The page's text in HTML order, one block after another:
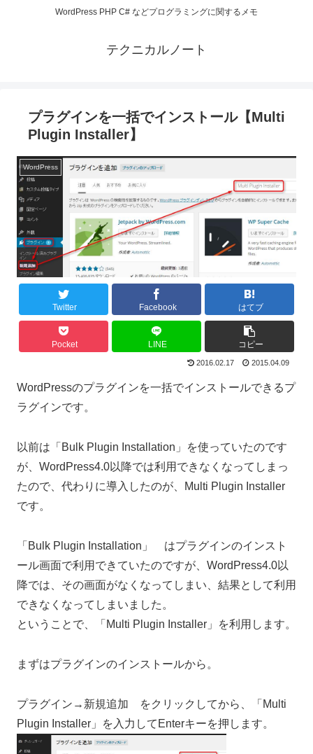
WordPress PHP C# などプログラミングに関するメモ
テクニカルノート
プラグインを一括でインストール【Multi
Plugin Installer】
WordPress
Twitter Facebook はてブ
Pocket LINE コピー
2016.02.17 2015.04.09
WordPressのプラグインを一括でインストールできるプ
ラグインです。
以前は「Bulk Plugin Installation」を使っていたのです
が、WordPress4.0以降では利用できなくなってしまっ
たので、代わりに導入したのが、Multi Plugin Installer
です。
「Bulk Plugin Installation」 はプラグインのインスト
ール画面で利用できていたのですが、WordPress4.0以
降では、その画面がなくなってしまい、結果として利用
できなくなってしまいました。
ということで、「Multi Plugin Installer」を利用します。
まずはプラグインのインストールから。
プラグイン→新規追加 をクリックしてから、「Multi
Plugin Installer」を入力してEnterキーを押します。